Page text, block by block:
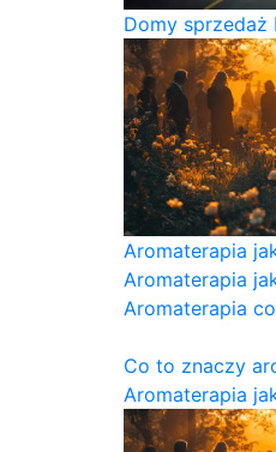
Domy sprzedaż
Aromaterapia
Aromaterapia
Aromaterapia
Co to znaczy
Aromaterapia